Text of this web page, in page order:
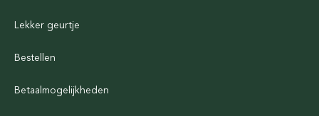
Lekker geurtje
Bestellen
Betaalmogelijkheden